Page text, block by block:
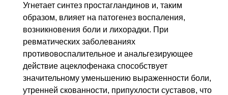
Угнетает синтез простагландинов и, таким
образом, влияет на патогенез воспаления,
возникновения боли и лихорадки. При
ревматических заболеваниях
противовоспалительное и анальгезирующее
действие ацеклофенака способствует
значительному уменьшению выраженности боли,
утренней скованности, припухлости суставов, что